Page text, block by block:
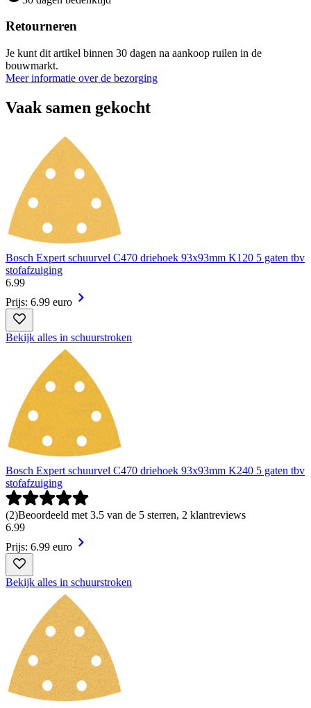
Retourneren
Je kunt dit artikel binnen 30 dagen na aankoop ruilen in de
bouwmarkt.
Meer informatie over de bezorging
Vaak samen gekocht
Bosch Expert schuurvel C470 driehoek 93x93mm K120 5 gaten tbv
stofafzuiging
6.99
Prijs: 6.99 euro
Bekijk alles in schuurstroken
Bosch Expert schuurvel C470 driehoek 93x93mm K240 5 gaten tbv
stofafzuiging
(2)Beoordeeld met 3.5 van de 5 sterren, 2 klantreviews
6.99
Prijs: 6.99 euro
Bekijk alles in schuurstroken